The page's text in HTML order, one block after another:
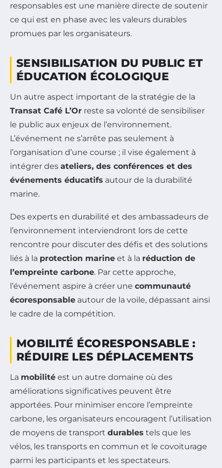
responsables est une manière directe de soutenir
ce qui est en phase avec les valeurs durables
promues par les organisateurs.
SENSIBILISATION DU PUBLIC ET
ÉDUCATION ÉCOLOGIQUE
Un autre aspect important de la stratégie de la
Transat Café L’Or reste sa volonté de sensibiliser
le public aux enjeux de l’environnement.
L’événement ne s’arrête pas seulement à
l’organisation d’une course ; il vise également à
intégrer des ateliers, des conférences et des
événements éducatifs autour de la durabilité
marine.
Des experts en durabilité et des ambassadeurs de
l’environnement interviendront lors de cette
rencontre pour discuter des défis et des solutions
liés à la protection marine et à la réduction de
l’empreinte carbone. Par cette approche,
l’événement aspire à créer une communauté
écoresponsable autour de la voile, dépassant ainsi
le cadre de la compétition.
MOBILITÉ ÉCORESPONSABLE :
RÉDUIRE LES DÉPLACEMENTS
La mobilité est un autre domaine où des
améliorations significatives peuvent être
apportées. Pour minimiser encore l’empreinte
carbone, les organisateurs encouragent l’utilisation
de moyens de transport durables tels que les
vélos, les transports en commun et le covoiturage
parmi les participants et les spectateurs.